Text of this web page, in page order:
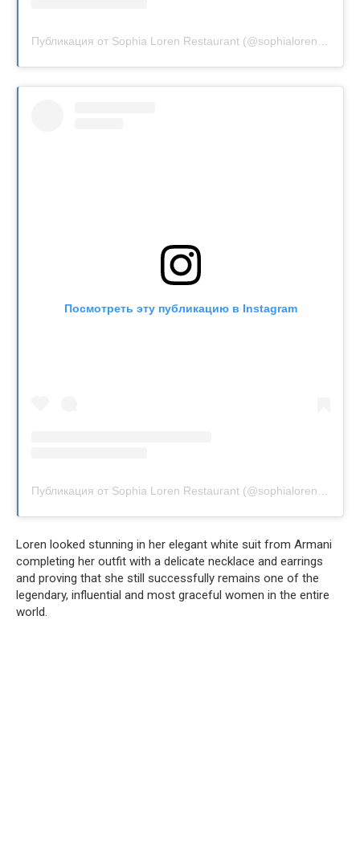
Посмотреть эту публикацию в Instagram
Публикация от Sophia Loren Restaurant (@sophialorenrestaurant)
Loren looked stunning in her elegant white suit from Armani
completing her outfit with a delicate necklace and earrings
and proving that she still successfully remains one of the
legendary, influential and most graceful women in the entire
world.